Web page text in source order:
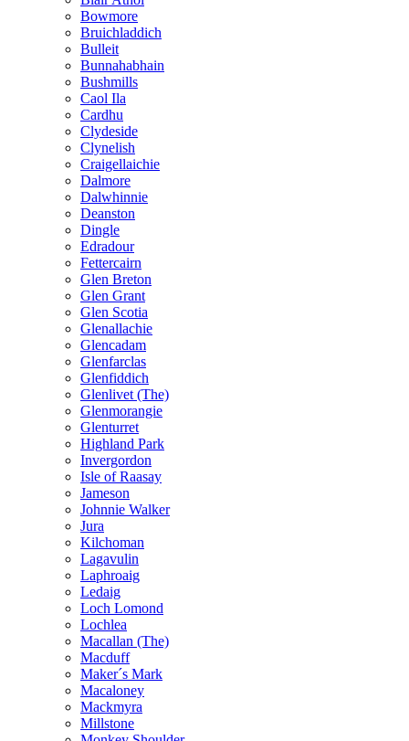
Bowmore
Bruichladdich
Bulleit
Bunnahabhain
Bushmills
Caol Ila
Cardhu
Clydeside
Clynelish
Craigellaichie
Dalmore
Dalwhinnie
Deanston
Dingle
Edradour
Fettercairn
Glen Breton
Glen Grant
Glen Scotia
Glenallachie
Glencadam
Glenfarclas
Glenfiddich
Glenlivet (The)
Glenmorangie
Glenturret
Highland Park
Invergordon
Isle of Raasay
Jameson
Johnnie Walker
Jura
Kilchoman
Lagavulin
Laphroaig
Ledaig
Loch Lomond
Lochlea
Macallan (The)
Macduff
Maker´s Mark
Macaloney
Mackmyra
Millstone